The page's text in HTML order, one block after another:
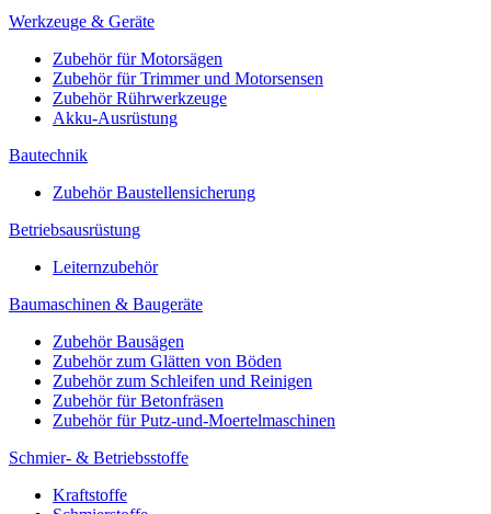
Werkzeuge & Geräte
Zubehör für Motorsägen
Zubehör für Trimmer und Motorsensen
Zubehör Rührwerkzeuge
Akku-Ausrüstung
Bautechnik
Zubehör Baustellensicherung
Betriebsausrüstung
Leiternzubehör
Baumaschinen & Baugeräte
Zubehör Bausägen
Zubehör zum Glätten von Böden
Zubehör zum Schleifen und Reinigen
Zubehör für Betonfräsen
Zubehör für Putz-und-Moertelmaschinen
Schmier- & Betriebsstoffe
Kraftstoffe